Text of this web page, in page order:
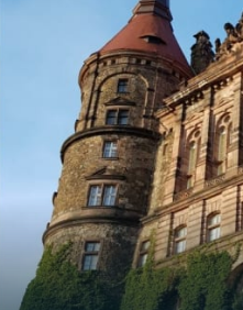
FILMY
REALITA
HORORY
REALITA
OPTICKÉ
KLAMY